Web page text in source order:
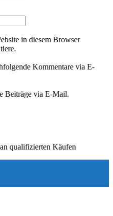
in diesem Browser
Kommentare via E-
Beiträge via E-Mail.
qualifizierten Käufen